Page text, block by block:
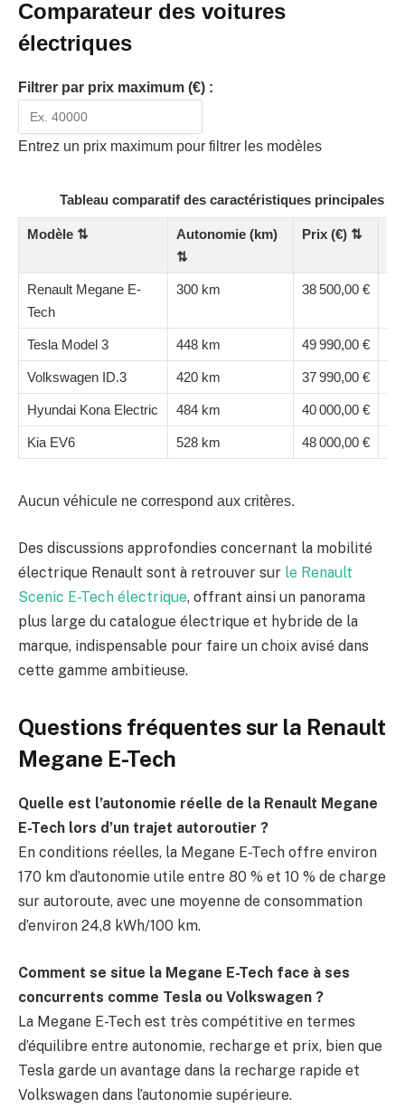
Comparateur des voitures
électriques
Filtrer par prix maximum (€) :
Entrez un prix maximum pour filtrer les modèles
Tableau comparatif des caractéristiques principales
Modèle ⇅
Autonomie (km)
⇅
Prix (€) ⇅
Renault Megane E-
Tech
300 km 38 500,00 €
Tesla Model 3 448 km 49 990,00 €
Volkswagen ID.3 420 km 37 990,00 €
Hyundai Kona Electric 484 km 40 000,00 €
Kia EV6 528 km 48 000,00 €
Aucun véhicule ne correspond aux critères.
Des discussions approfondies concernant la mobilité
électrique Renault sont à retrouver sur le Renault
Scenic E-Tech électrique, offrant ainsi un panorama
plus large du catalogue électrique et hybride de la
marque, indispensable pour faire un choix avisé dans
cette gamme ambitieuse.
Questions fréquentes sur la Renault
Megane E-Tech
Quelle est l’autonomie réelle de la Renault Megane
E-Tech lors d’un trajet autoroutier ?
En conditions réelles, la Megane E-Tech offre environ
170 km d’autonomie utile entre 80 % et 10 % de charge
sur autoroute, avec une moyenne de consommation
d’environ 24,8 kWh/100 km.
Comment se situe la Megane E-Tech face à ses
concurrents comme Tesla ou Volkswagen ?
La Megane E-Tech est très compétitive en termes
d’équilibre entre autonomie, recharge et prix, bien que
Tesla garde un avantage dans la recharge rapide et
Volkswagen dans l’autonomie supérieure.